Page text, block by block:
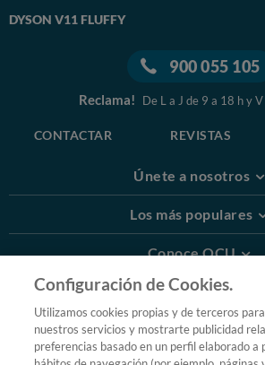
DYSON V11 FLUFFY
900 055 105
Reclama! De L a J de 9 a 18 h y
CONTACTAR REVISTAS
Únete a nosotros
Los más populares
Conoce OCU
Más Información
© 2026 OCU
Condiciones generales de
Configuración de Cookies.
Utilizamos cookies propias y de terceros
nuestros servicios y mostrarte publicidad
preferencias basado en un perfil elaborado a